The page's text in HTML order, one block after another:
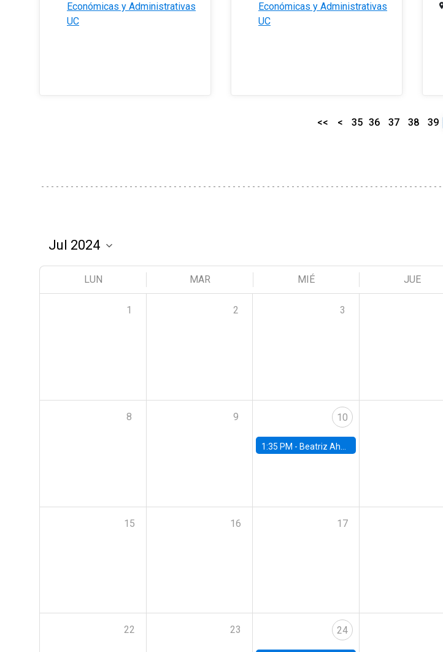
Económicas y Administrativas
UC
Económicas y Administrativas
UC
<< < 35 36 37 38 39
LUN MAR MIÉ JUE
1 2 3
8 9 10
1:35 PM - Beatriz Ahumada, PhD candidate, Universidad de Pittsburgh
15 16 17
22 23 24